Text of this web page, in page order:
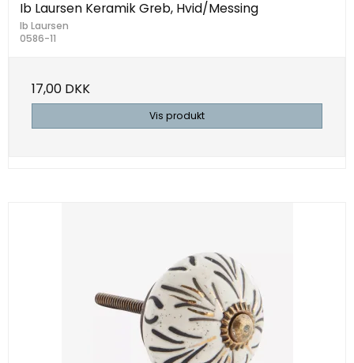
Ib Laursen Keramik Greb, Hvid/Messing
Ib Laursen
0586-11
17,00 DKK
Vis produkt